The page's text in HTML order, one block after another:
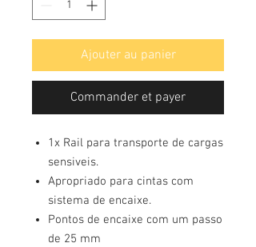
Ajouter au panier
Commander et payer
1x Rail para transporte de cargas
sensiveis.
Apropriado para cintas com
sistema de encaixe.
Pontos de encaixe com um passo
de 25 mm